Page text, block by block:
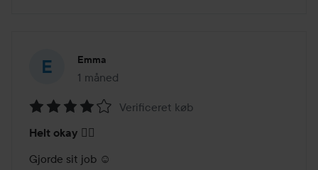
Emma
1 måned
Posten blev oprettet 1 måned
4
ud
Verificeret køb
Helt okay 👌🏻
Gjorde sit job ☺️